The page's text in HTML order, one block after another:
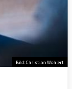
Bild: Christian Wohlert